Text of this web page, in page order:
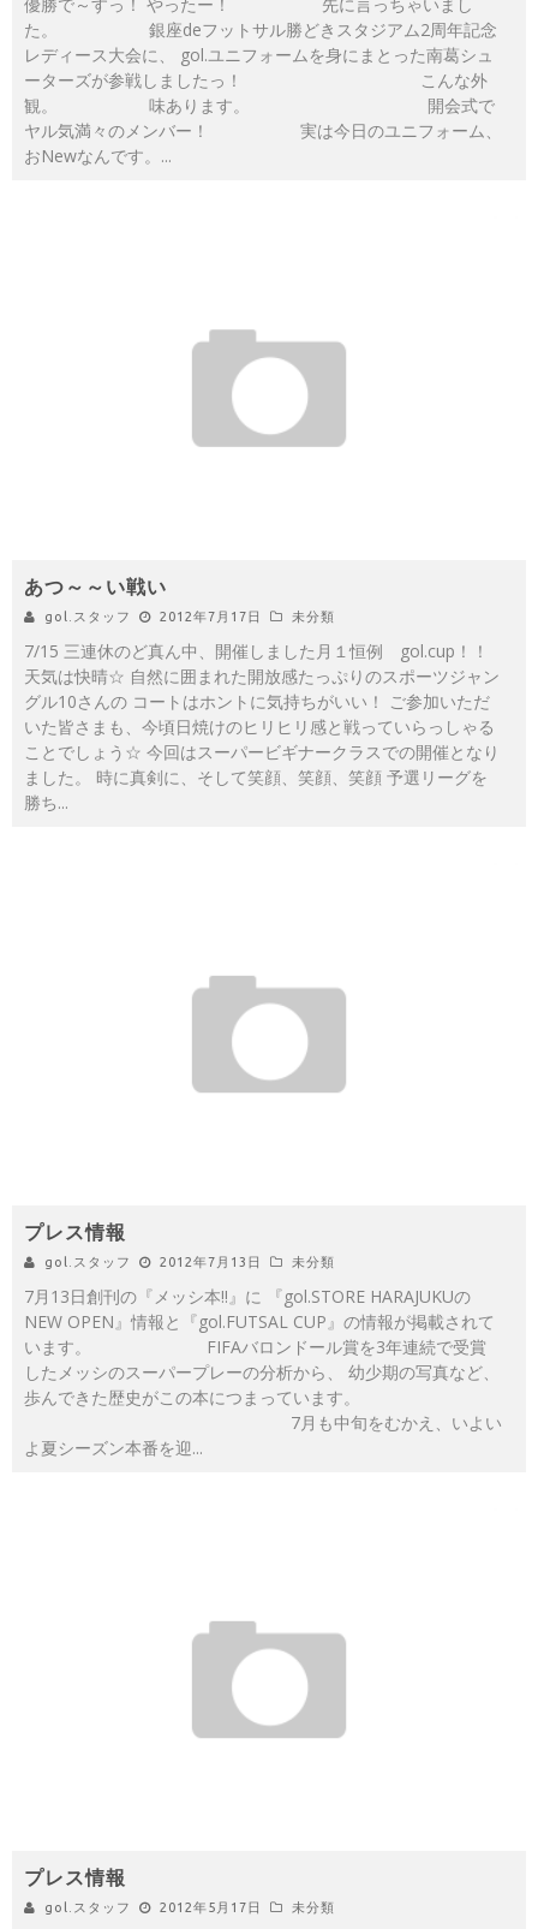
優勝で～すっ！ やったー！ 先に言っちゃいまし
た。 銀座deフットサル勝どきスタジアム2周年記念
レディース大会に、 gol.ユニフォームを身にまとった南葛シュ
ーターズが参戦しましたっ！ こんな外
観。 味あります。 開会式で
ヤル気満々のメンバー！ 実は今日のユニフォーム、
おNewなんです。 ...
あつ～～い戦い
gol.スタッフ 2012年7月17日 未分類
7/15 三連休のど真ん中、開催しました月１恒例 gol.cup！！
天気は快晴☆ 自然に囲まれた開放感たっぷりのスポーツジャン
グル10さんの コートはホントに気持ちがいい！ ご参加いただ
いた皆さまも、今頃日焼けのヒリヒリ感と戦っていらっしゃる
ことでしょう☆ 今回はスーパービギナークラスでの開催となり
ました。 時に真剣に、そして笑顔、笑顔、笑顔 予選リーグを
勝ち...
プレス情報
gol.スタッフ 2012年7月13日 未分類
7月13日創刊の『メッシ本!!』に 『gol.STORE HARAJUKUの
NEW OPEN』情報と『gol.FUTSAL CUP』の情報が掲載されて
います。 FIFAバロンドール賞を3年連続で受賞
したメッシのスーパープレーの分析から、 幼少期の写真など、
歩んできた歴史がこの本につまっています。
7月も中旬をむかえ、いよい
よ夏シーズン本番を迎...
プレス情報
gol.スタッフ 2012年5月17日 未分類